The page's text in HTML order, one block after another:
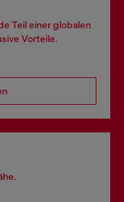
Teil einer globalen
Vorteile.